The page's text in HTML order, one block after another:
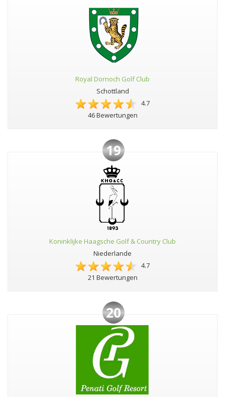
Royal Dornoch Golf Club
Schottland
4.7
46 Bewertungen
19
Koninklijke Haagsche Golf & Country Club
Niederlande
4.7
21 Bewertungen
20